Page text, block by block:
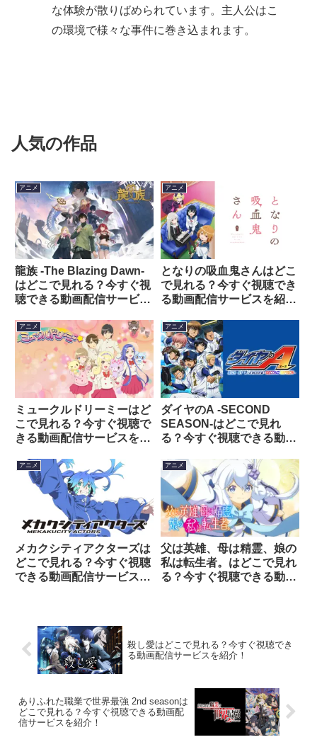
な体験が散りばめられています。主人公はこ
の環境で様々な事件に巻き込まれます。
人気の作品
アニメ
龍族 -The Blazing Dawn-
はどこで見れる？今すぐ視
聴できる動画配信サービス
アニメ
となりの吸血鬼さんはどこ
で見れる？今すぐ視聴でき
る動画配信サービスを紹
アニメ
ミュークルドリーミーはど
こで見れる？今すぐ視聴で
きる動画配信サービスを紹
アニメ
ダイヤのA -SECOND
SEASON-はどこで見れ
る？今すぐ視聴できる動画
アニメ
メカクシティアクターズは
どこで見れる？今すぐ視聴
できる動画配信サービスを
アニメ
父は英雄、母は精霊、娘の
私は転生者。はどこで見れ
る？今すぐ視聴できる動画
殺し愛はどこで見れる？今すぐ視聴でき
る動画配信サービスを紹介！
ありふれた職業で世界最強 2nd seasonは
どこで見れる？今すぐ視聴できる動画配
信サービスを紹介！